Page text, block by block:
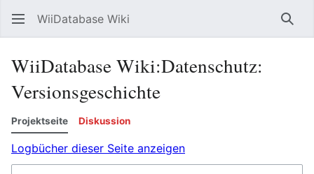
WiiDatabase Wiki
WiiDatabase Wiki:Datenschutz:
Versionsgeschichte
Projektseite Diskussion
Logbücher dieser Seite anzeigen